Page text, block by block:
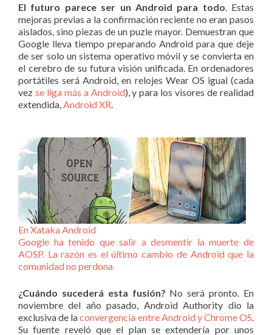
El futuro parece ser un Android para todo . Estas
mejoras previas a la confirmación reciente no eran pasos
aislados, sino piezas de un puzle mayor. Demuestran que
Google lleva tiempo preparando Android para que deje
de ser solo un sistema operativo móvil y se convierta en
el cerebro de su futura visión unificada. En ordenadores
portátiles será Android, en relojes Wear OS igual (cada
vez se liga más a Android), y para los visores de realidad
extendida, Android XR
En Xataka Android
Google ha tenido que salir a desmentir la muerte de
AOSP. La razón es el último cambio de Android que la
comunidad no perdona
¿Cuándo sucederá esta fusión? No será pronto. En
noviembre del año pasado, Android Authority dio la
exclusiva de laconvergencia entre Android y Chrome OS
Su fuente reveló que el plan se extendería por unos